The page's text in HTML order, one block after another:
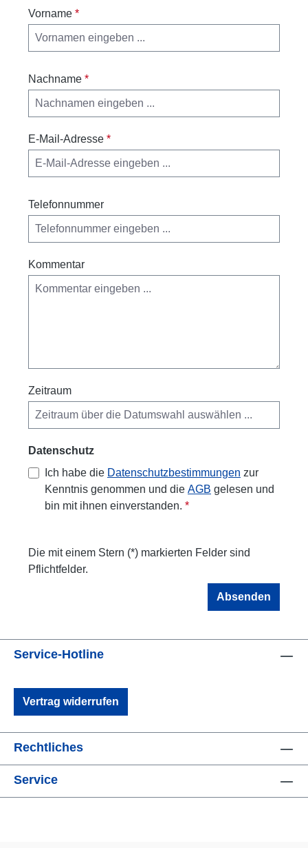
Vorname *
Nachname *
E-Mail-Adresse *
Telefonnummer
Kommentar
Zeitraum
Datenschutz
Ich habe die Datenschutzbestimmungen zur
Kenntnis genommen und die AGB gelesen und
bin mit ihnen einverstanden. *
Die mit einem Stern (*) markierten Felder sind
Pflichtfelder.
Absenden
Service-Hotline
Vertrag widerrufen
Rechtliches
Service